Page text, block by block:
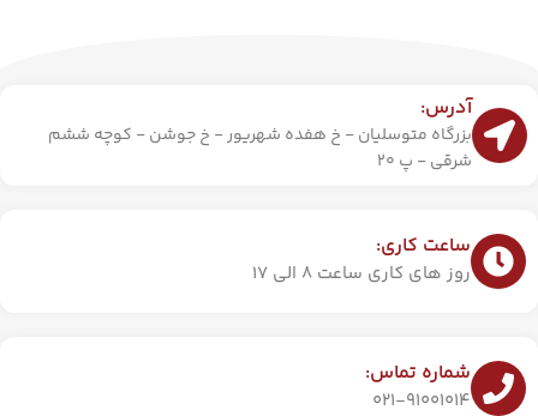
آدرس:
بزرگاه متوسلیان - خ هفده شهریور - خ جوشن - کوچه ششم
شرقی - پ 20
ساعت کاری:
روز های کاری ساعت 8 الی 17
شماره تماس:
021-91001014